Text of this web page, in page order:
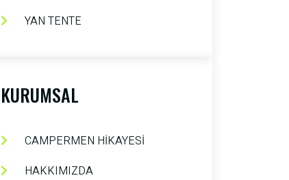
YAN TENTE
KURUMSAL
CAMPERMEN HİKAYESİ
HAKKIMIZDA